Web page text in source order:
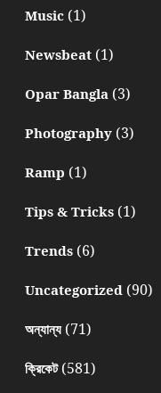
Music(1)
Newsbeat(1)
Opar Bangla(3)
Photography(3)
Ramp (1)
Tips & Tricks(1)
Trends(6)
Uncategorized(90)
অন্যান্য(71)
ক্রিকেট(581)